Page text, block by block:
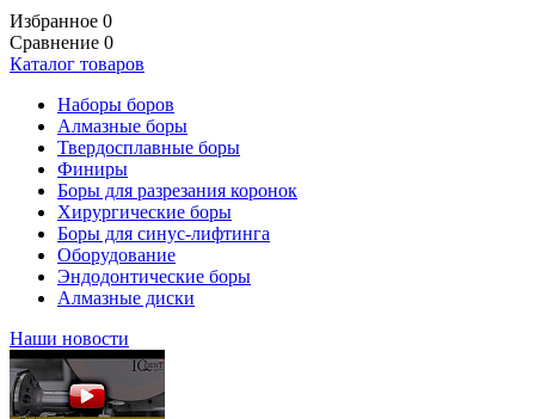
Избранное 0
Сравнение 0
Каталог товаров
Наборы боров
Алмазные боры
Твердосплавные боры
Финиры
Боры для разрезания коронок
Хирургические боры
Боры для синус-лифтинга
Оборудование
Эндодонтические боры
Алмазные диски
Наши новости